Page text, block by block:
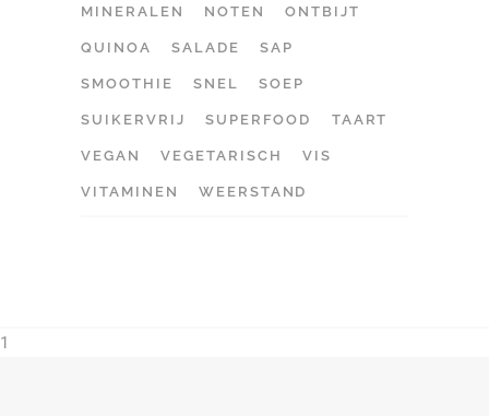
MINERALEN NOTEN ONTBIJT
QUINOA SALADE SAP
SMOOTHIE SNEL SOEP
SUIKERVRIJ SUPERFOOD TAART
VEGAN VEGETARISCH VIS
VITAMINEN WEERSTAND
1